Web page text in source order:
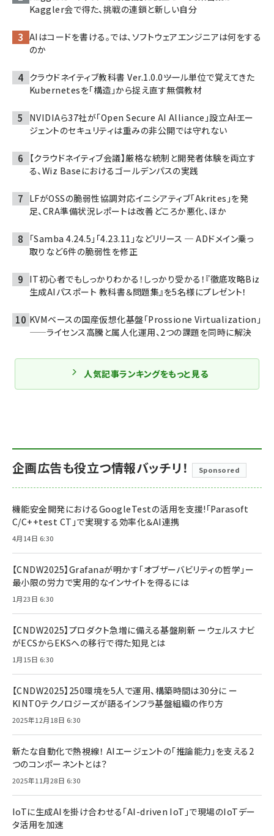
Kaggler会で得た、挑戦の連鎖と新しい自分
AIはコードを書ける。では、ソフトウェアエンジニアは何をする
のか
クラウドネイティブ教科書 Ver.1.0.0――ツール単位で覚えてきた
Kubernetesを「構造」から捉え直す無償教材
NVIDIAら37社が「Open Secure AI Alliance」設立――AIエー
ジェントのセキュリティは重みの非公開では守れない
【クラウドネイティブ会議】厳格な統制と開発者体験を両立す
る、Wiz Baseにおけるゴールデンパスの実践
LFがOSSの脆弱性協調対応イニシアティブ「Akrites」を発
足、CRA準備状況レポートは改善どころか悪化、ほか
「Samba 4.24.5」「4.23.11」などリリース ─ ADドメイン乗っ
取りなど6件の脆弱性を修正
IT初心者でもしっかりわかる！しっかり受かる！『徹底攻略Biz
生成AIパスポート 教科書＆問題集』を5名様にプレゼント！
KVMベースの国産仮想化基盤「Prossione Virtualization」
——ライセンス高騰と属人化運用、2つの課題を同時に解決
人気記事ランキングをもっと見る
企画広告も役立つ情報バッチリ！ Sponsored
機能安全開発におけるGoogleTestの活用を支援!「Parasoft
C/C++test CT」で実現する効率化＆AI連携
4月14日 6:30
【CNDW2025】Grafanaが明かす「オブザーバビリティの哲学」ー
最小限の労力で実用的なインサイトを得るには
1月23日 6:30
【CNDW2025】プロダクト急増に備える基盤刷新 ーウェルスナビ
がECSからEKSへの移行で得た知見とは
1月15日 6:30
【CNDW2025】250環境を5人で運用、構築時間は30分に ー
KINTOテクノロジーズが語るインフラ基盤組織の作り方
2025年12月18日 6:30
新たな自動化で熱視線！ AIエージェントの「推論能力」を支える2
つのコンポーネントとは？
2025年11月28日 6:30
IoTに生成AIを掛け合わせる「AI-driven IoT」で現場のIoTデー
タ活用を加速